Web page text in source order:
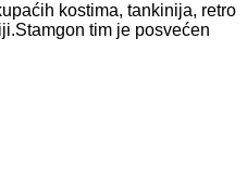
kostima, tankinija, retro
tim je posvećen